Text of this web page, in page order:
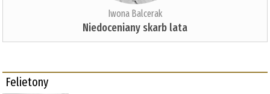
Iwona Balcerak
Niedoceniany skarb lata
Felietony